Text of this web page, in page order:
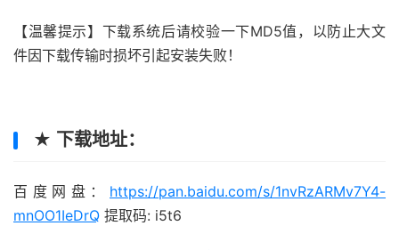
【温馨提示】下载系统后请校验一下MD5值，以防止大文
件因下载传输时损坏引起安装失败！
★ 下载地址：
百度网盘： https://pan.baidu.com/s/1nvRzARMv7Y4-
mnOO1IeDrQ 提取码: i5t6